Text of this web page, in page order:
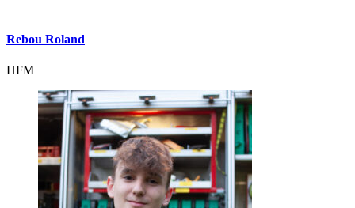
Rebou Roland
HFM